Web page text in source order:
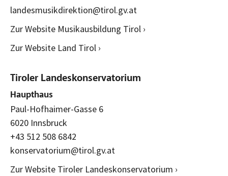
landesmusikdirektion@tirol.gv.at
Zur Website Musikausbildung Tirol ›
Zur Website Land Tirol ›
Tiroler Landeskonservatorium
Haupthaus
Paul-Hofhaimer-Gasse 6
6020 Innsbruck
+43 512 508 6842
konservatorium@tirol.gv.at
Zur Website Tiroler Landeskonservatorium ›